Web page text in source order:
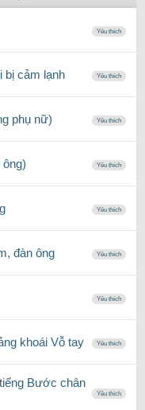
Yêu thích
bị cảm lạnh Yêu thích
phụ nữ) Yêu thích
Yêu thích
Yêu thích
đàn ông Yêu thích
Yêu thích
khoái Vỗ tay Yêu thích
Bước chân
Yêu thích